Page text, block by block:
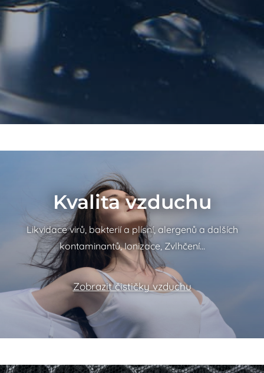
Kvalita vzduchu
Likvidace virů, bakterií a plísní, alergenů a dalších
kontaminantů, Ionizace, Zvlhčení…
Zobrazit čističky vzduchu